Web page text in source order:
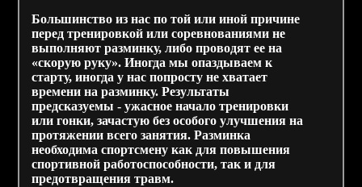
Большинство из нас по той или иной причине
перед тренировкой или соревнованиями не
выполняют разминку, либо проводят ее на
«скорую руку». Иногда мы опаздываем к
старту, иногда у нас попросту не хватает
времени на разминку. Результаты
предсказуемы - ужасное начало тренировки
или гонки, зачастую без особого улучшения на
протяжении всего занятия. Разминка
необходима спортсмену как для повышения
спортивной работоспособности, так и для
предотвращения травм.